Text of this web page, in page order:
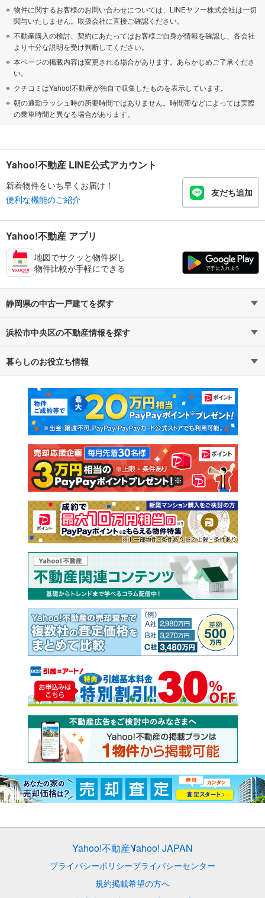
物件に関するお客様のお問い合わせについては、LINEヤフー株式会社は一切
関与いたしません。取扱会社に直接ご確認ください。
不動産購入の検討、契約にあたってはお客様ご自身が情報を確認し、各会社
より十分な説明を受け判断してください。
本ページの掲載内容は変更される場合があります。あらかじめご了承くださ
い。
クチコミはYahoo!不動産が独自で収集したものを表示しています。
朝の通勤ラッシュ時の所要時間ではありません。時間帯などによっては実際
の乗車時間と異なる場合があります。
Yahoo!不動産 LINE公式アカウント
新着物件をいち早くお届け！
便利な機能のご紹介
友だち追加
Yahoo!不動産 アプリ
地図でサクッと物件探し
物件比較が手軽にできる
静岡県の中古一戸建てを探す
路線・駅から探す
通勤・通学時間から探す
浜松市中央区の不動産情報を探す
不動産・住宅
新築マンション 中古マンション
新築一戸建て 中古一戸建て
注文住宅 土地
売却査定
暮らしのお役立ち情報
マンションカタログ 教えて！住まいの先生
Yahoo!不動産Yahoo! JAPAN
プライバシーポリシープライバシーセンター
規約掲載希望の方へ